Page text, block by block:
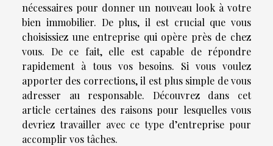
nécessaires pour donner un nouveau look à votre
bien immobilier. De plus, il est crucial que vous
choisissiez une entreprise qui opère près de chez
vous. De ce fait, elle est capable de répondre
rapidement à tous vos besoins. Si vous voulez
apporter des corrections, il est plus simple de vous
adresser au responsable. Découvrez dans cet
article certaines des raisons pour lesquelles vous
devriez travailler avec ce type d’entreprise pour
accomplir vos tâches.